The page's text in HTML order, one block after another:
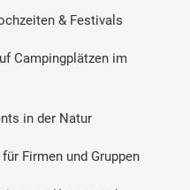
& Festivals
Campingplätzen im
in der Natur
Firmen und Gruppen